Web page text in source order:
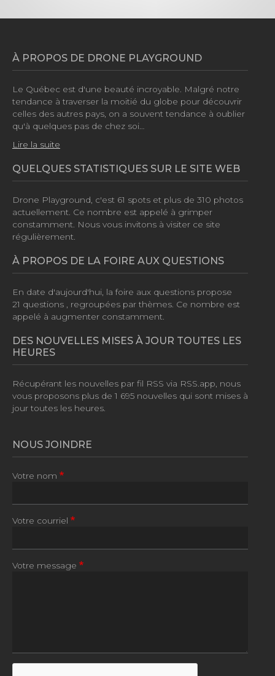
À PROPOS DE DRONE PLAYGROUND
Le Québec est d'une beauté incroyable. Malgré notre
tendance à traverser la moitié du globe pour découvrir
celles des autres pays, on a souvent tendance à oublier
qu'à quelques pas de chez soi…
Lire la suite
QUELQUES STATISTIQUES SUR LE SITE WEB
Drone Playground, c'est 61 spots et plus de 310 photos
actuellement. Ce nombre est appelé à grimper
constamment. Nous vous invitons à visiter ce site
régulièrement.
À PROPOS DE LA FOIRE AUX QUESTIONS
En date d'aujourd'hui, la foire aux questions propose
21 questions , regroupées par thèmes. Ce nombre est
appelé à augmenter constamment.
DES NOUVELLES MISES À JOUR TOUTES LES
HEURES
Récupérant les nouvelles par fil RSS via RSS.app, nous
vous proposons plus de 1 695 nouvelles qui sont mises à
jour toutes les heures.
NOUS JOINDRE
Votre nom
Votre courriel
Votre message